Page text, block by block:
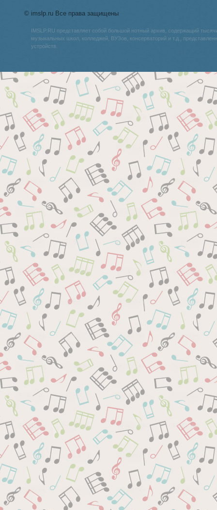
© imslp.ru Все права защищены
IMSLP.RU представляет собой большой нотный архив, содержащий
музыкальных школ, колледжей, ВУЗов, консерваторий и т.д.,
устройств.